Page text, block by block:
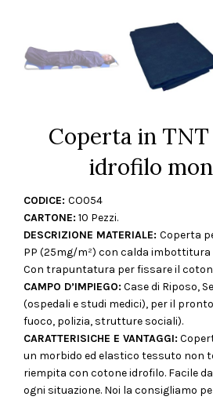
Coperta in
idrofilo
CODICE: CO054
CARTONE: 10 Pezzi.
DESCRIZIONE MATERIALE: Coperta
PP (25mg/m²) con calda imbottitura
Con trapuntatura per fissare il
CAMPO D’IMPIEGO: Case di Riposo,
(ospedali e studi medici), per il
fuoco, polizia, strutture sociali).
CARATTERISICHE E VANTAGGI:
un morbido ed elastico tessuto non
riempita con cotone idrofilo. Facile
ogni situazione. Noi la consigliamo